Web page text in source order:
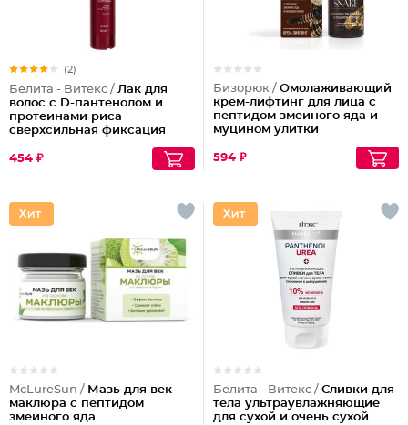
(2)
Белита - Витекс / Лак для
волос с D-пантенолом и
протеинами риса
сверхсильная фиксация
454 ₽
Бизорюк / Омолаживающий
крем-лифтинг для лица с
пептидом змеиного яда и
муцином улитки
594 ₽
McLureSun / Мазь для век
маклюра с пептидом
змеиного яда
Белита - Витекс / Сливки для
тела ультраувлажняющие
для сухой и очень сухой